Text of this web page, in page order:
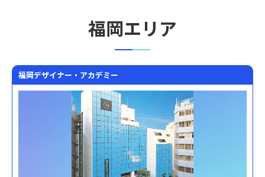
福岡エリア
福岡デザイナー・アカデミー